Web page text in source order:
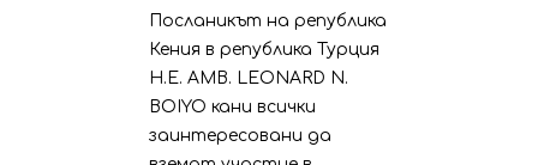
Посланикът на република
Кения в република Турция
H.E. AMB. LEONARD N.
BOIYO кани всички
заинтересовани да